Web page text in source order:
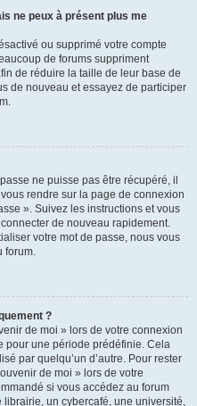
ne peux à présent plus me
ou supprimé votre compte
de forums suppriment
de réduire la taille de leur base de
de nouveau et essayez de participer
ne puisse pas être récupéré, il
rendre sur la page de connexion
». Suivez les instructions et vous
de nouveau rapidement.
votre mot de passe, nous vous
forum.
?
de moi » lors de votre connexion
pour une période prédéfinie. Cela
par quelqu’un d’autre. Pour rester
de moi » lors de votre
si vous accédez au forum
un cybercafé, une université,